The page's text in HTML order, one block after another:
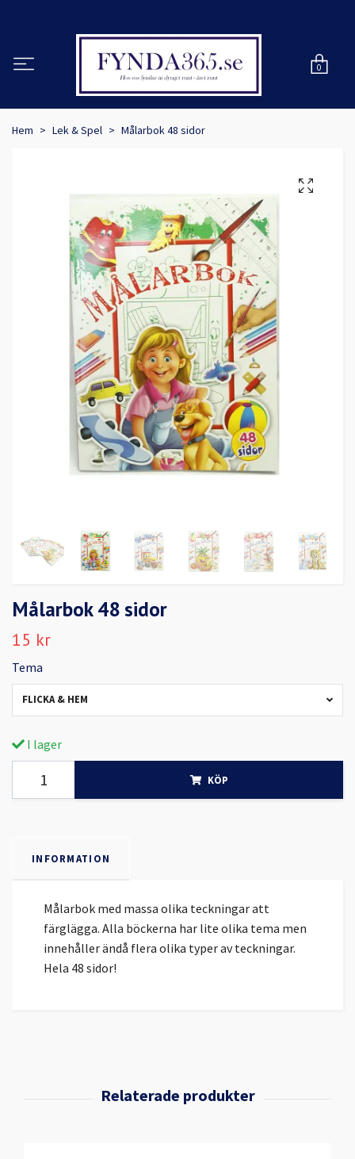
0
Hem Lek & Spel Målarbok 48 sidor
Målarbok 48 sidor
15 kr
Tema
FLICKA & HEM
I lager
KÖP
INFORMATION
Målarbok med massa olika teckningar att
färglägga. Alla böckerna har lite olika tema men
innehåller ändå flera olika typer av teckningar.
Hela 48 sidor!